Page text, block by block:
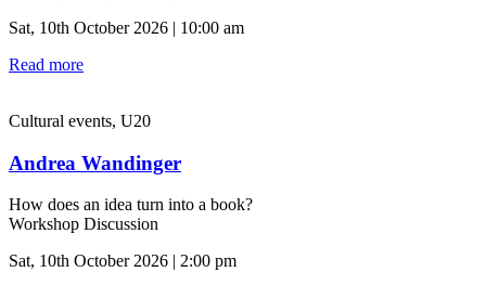
Sat, 10th October 2026 | 10:00 am
Read more
Cultural events, U20
Andrea Wandinger
How does an idea turn into a book?
Workshop Discussion
Sat, 10th October 2026 | 2:00 pm